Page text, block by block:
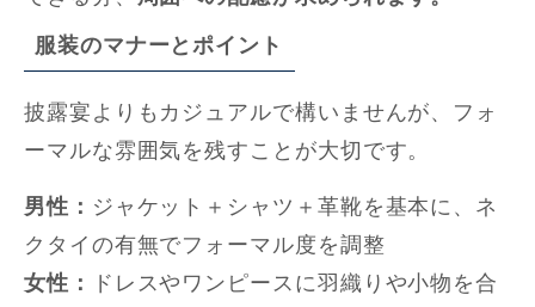
服装のマナーとポイント
披露宴よりもカジュアルで構いませんが、フォ
ーマルな雰囲気を残すことが大切です。
男性： ジャケット＋シャツ＋革靴を基本に、ネ
クタイの有無でフォーマル度を調整
女性：
ドレスやワンピースに羽織りや小物を合